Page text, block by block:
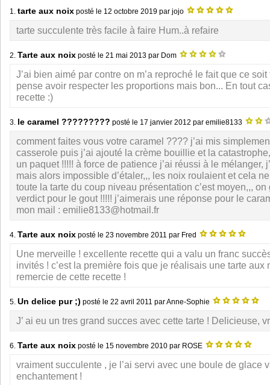
1. tarte aux noix posté le 12 octobre 2019 par jojo
tarte succulente très facile à faire Hum..à refaire
2. Tarte aux noix posté le 21 mai 2013 par Dom
J’ai bien aimé par contre on m’a reproché le fait que ce
pense avoir respecter les proportions mais bon... En tout
recette :)
3. le caramel ????????? posté le 17 janvier 2012 par emilie8133
comment faites vous votre caramel ???? j’ai mis
casserole puis j’ai ajouté la crème bouillie et la
un paquet !!!!! à force de patience j’ai réussi à le mélanger,
mais alors impossible d’étaler,,, les noix roulaient et cela
toute la tarte du coup niveau présentation c’est moyen,,,
verdict pour le gout !!!!! j’aimerais une réponse pour le
mon mail : emilie8133@hotmail.fr
4. Tarte aux noix posté le 23 novembre 2011 par Fred
Une merveille ! excellente recette qui a valu un franc
invités ! c’est la première fois que je réalisais une tarte aux
remercie de cette recette !
5. Un delice pur ;) posté le 22 avril 2011 par Anne-Sophie
J’ ai eu un tres grand succes avec cette tarte ! Delicieuse,
6. Tarte aux noix posté le 15 novembre 2010 par ROSE
vraiment succulente , je l’ai servi avec une boule de glace
enchantement !